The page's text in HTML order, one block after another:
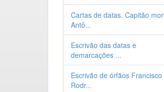
Cartas de datas. Capitão mor
Antô...
Escrivão das datas e
demarcações ...
Escrivão de órfãos Francisco
Rodr...